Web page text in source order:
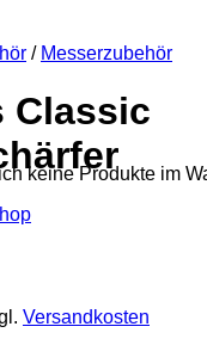
keine Produkte im
/ Messerzubehör
Classic
Versandkosten